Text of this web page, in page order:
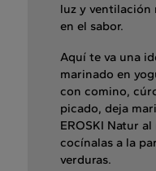
luz y ventilación
en el sabor.
Aquí te va una
marinado en
con comino,
picado, deja
EROSKI Natur
cocínalas a la
verduras.